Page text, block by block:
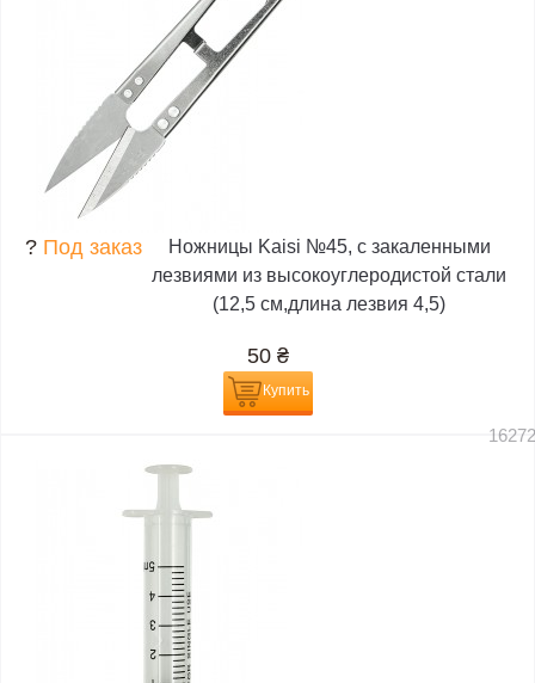
? Под заказ
Ножницы Kaisi №45, с закаленными
лезвиями из высокоуглеродистой стали
(12,5 см,длина лезвия 4,5)
50 ₴
Купить